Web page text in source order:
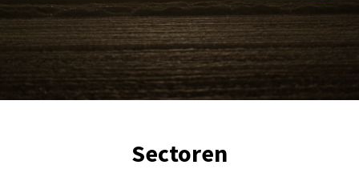
Sectoren